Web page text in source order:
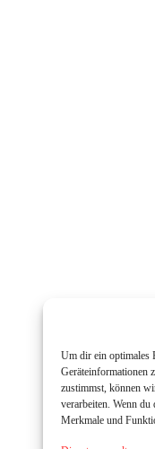
Um dir ein optimales
Geräteinformationen
zustimmst, können
verarbeiten. Wenn
Merkmale und